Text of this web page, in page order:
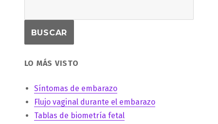
LO MÁS VISTO
Síntomas de embarazo
Flujo vaginal durante el embarazo
Tablas de biometría fetal